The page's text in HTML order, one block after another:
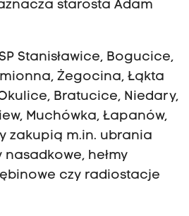
starosta Adam
Stanisławice, Bogucice,
Żegocina, Łąkta
Bratucice, Niedary,
Muchówka, Łapanów,
zakupią m.in. ubrania
hełmy
czy radiostacje